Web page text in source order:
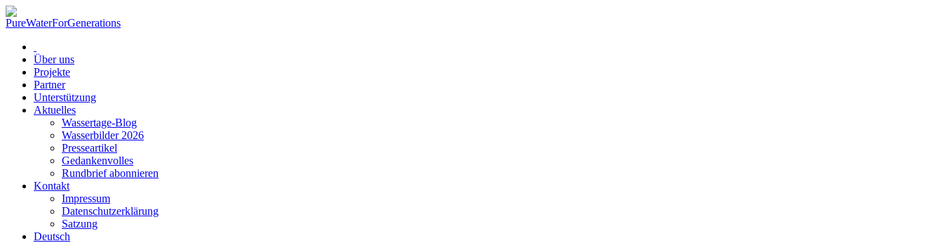
Über uns
Projekte
Partner
Unterstützung
Aktuelles
Wassertage-Blog
Wasserbilder 2026
Presseartikel
Gedankenvolles
Rundbrief abonnieren
Kontakt
Impressum
Datenschutzerklärung
Satzung
Deutsch